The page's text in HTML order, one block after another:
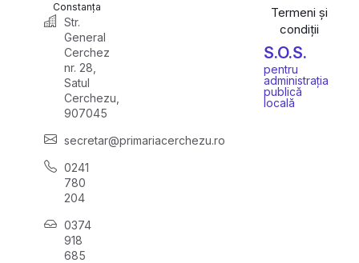
Constanța
Str.
General
Cerchez
nr. 28,
Satul
Cerchezu,
907045
secretar@primariacerchezu.ro
0241
780
204
0374
918
685
Termeni și
condiții
S.O.S.
pentru
administrația
publică
locală